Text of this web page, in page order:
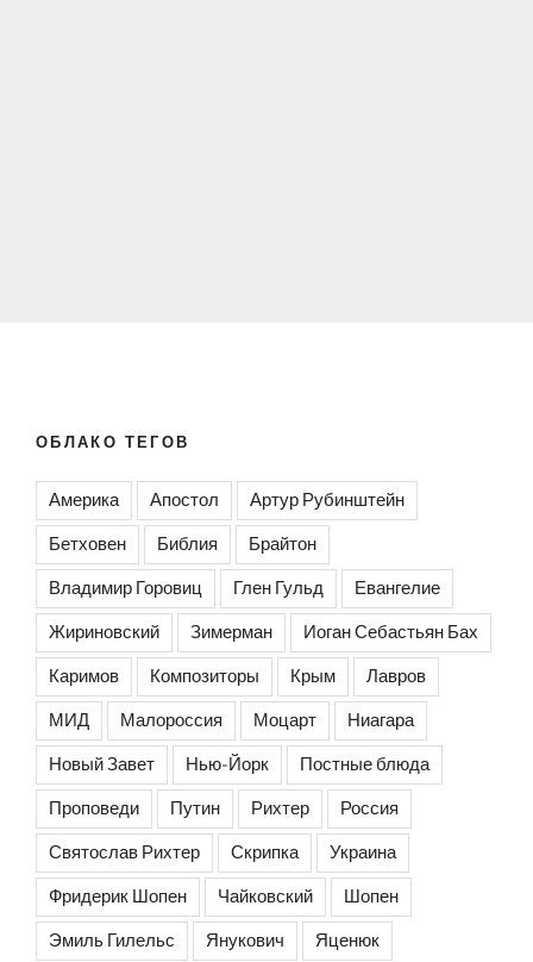
ОБЛАКО ТЕГОВ
Америка Апостол Артур Рубинштейн
Бетховен Библия Брайтон
Владимир Горовиц Глен Гульд Евангелие
Жириновский Зимерман Иоган Себастьян Бах
Каримов Композиторы Крым Лавров
МИД Малороссия Моцарт Ниагара
Новый Завет Нью-Йорк Постные блюда
Проповеди Путин Рихтер Россия
Святослав Рихтер Скрипка Украина
Фридерик Шопен Чайковский Шопен
Эмиль Гилельс Янукович Яценюк